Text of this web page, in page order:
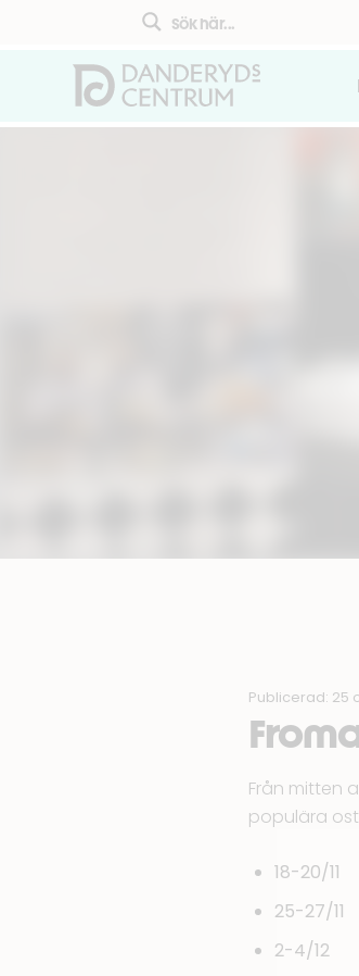
Publicerad: 25
Från mitten
populära
18-20/11
25-27/11
2-4/12